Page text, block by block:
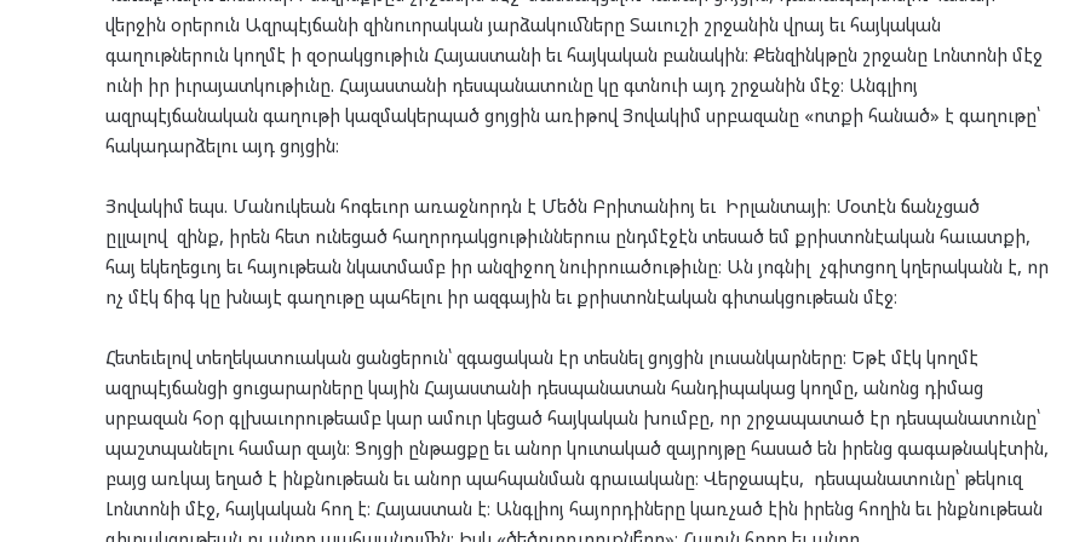
վերջին օրերուն Ազրպէյճանի զինուորական յարձակումները Տաւուշի շրջանին վրայ եւ հայկական
գաղութներուն կողմէ ի զօրակցութիւն Հայաստանի եւ հայկական բանակին։ Քենզինկթըն շրջանը Լոնտոնի մէջ
ունի իր իւրայատկութիւնը. Հայաստանի դեսպանատունը կը գտնուի այդ շրջանին մէջ։ Անգլիոյ
ազրպէյճանական գաղութի կազմակերպած ցոյցին առիթով Յովակիմ սրբազանը «ոտքի հանած» է գաղութը՝
հակադարձելու այդ ցոյցին։
Յովակիմ եպս. Մանուկեան հոգեւոր առաջնորդն է Մեծն Բրիտանիոյ եւ Իրլանտայի։ Մօտէն ճանչցած
ըլլալով զինք, իրեն հետ ունեցած հաղորդակցութիւններուս ընդմէջէն տեսած եմ քրիստոնէական հաւատքի,
հայ եկեղեցւոյ եւ հայութեան նկատմամբ իր անզիջող նուիրուածութիւնը։ Ան յոգնիլ չգիտցող կղերականն է, որ
ոչ մէկ ճիգ կը խնայէ գաղութը պահելու իր ազգային եւ քրիստոնէական գիտակցութեան մէջ։
Հետեւելով տեղեկատուական ցանցերուն՝ զգացական էր տեսնել ցոյցին լուսանկարները։ Եթէ մէկ կողմէ
ազրպէյճանցի ցուցարարները կային Հայաստանի դեսպանատան հանդիպակաց կողմը, անոնց դիմաց
սրբազան հօր գլխաւորութեամբ կար ամուր կեցած հայկական խումբը, որ շրջապատած էր դեսպանատունը՝
պաշտպանելու համար զայն։ Ցոյցի ընթացքը եւ անոր կուտակած զայրոյթը հասած են իրենց գագաթնակէտին,
բայց առկայ եղած է ինքնութեան եւ անոր պահպանման գրաւականը։ Վերջապէս, դեսպանատունը՝ թեկուզ
Լոնտոնի մէջ, հայկական հող է։ Հայաստան է։ Անգլիոյ հայորդիները կառչած էին իրենց հողին եւ ինքնութեան